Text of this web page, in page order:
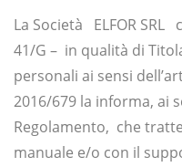
DEI
DATI
La Società ELFOR SRL
41/G – in qualità di
personali ai sensi
2016/679 la informa, ai
Regolamento, che
manuale e/o con il